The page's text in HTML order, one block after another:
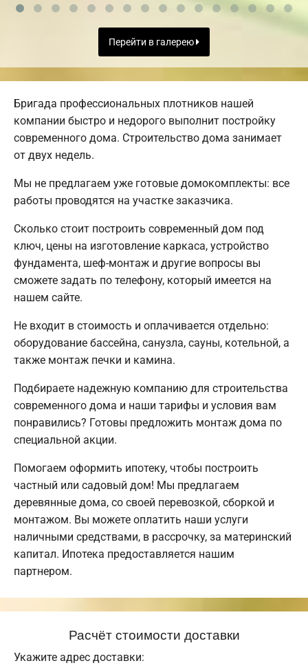
Перейти в галерею
Бригада профессиональных плотников нашей
компании быстро и недорого выполнит постройку
современного дома. Строительство дома занимает
от двух недель.
Мы не предлагаем уже готовые домокомплекты: все
работы проводятся на участке заказчика.
Сколько стоит построить современный дом под
ключ, цены на изготовление каркаса, устройство
фундамента, шеф-монтаж и другие вопросы вы
сможете задать по телефону, который имеется на
нашем сайте.
Не входит в стоимость и оплачивается отдельно:
оборудование бассейна, санузла, сауны, котельной, а
также монтаж печки и камина.
Подбираете надежную компанию для строительства
современного дома и наши тарифы и условия вам
понравились? Готовы предложить монтаж дома по
специальной акции.
Помогаем оформить ипотеку, чтобы построить
частный или садовый дом! Мы предлагаем
деревянные дома, со своей перевозкой, сборкой и
монтажом. Вы можете оплатить наши услуги
наличными средствами, в рассрочку, за материнский
капитал. Ипотека предоставляется нашим
партнером.
Расчёт стоимости доставки
Укажите адрес доставки: